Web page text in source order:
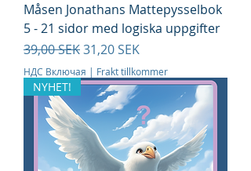
Måsen Jonathans Mattepysselbok
5 - 21 sidor med logiska uppgifter
Обычная цена
39,00 SEKЦена со скидкой
31,20 SEK
НДС Включая | Frakt tillkommer
NYHET!